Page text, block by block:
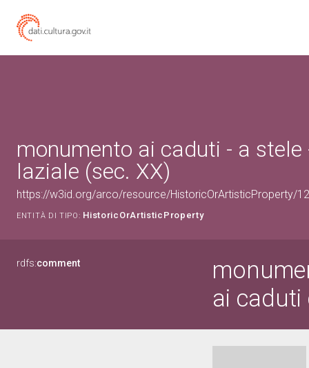
monumento ai caduti - a
laziale (sec. XX)
https://w3id.org/arco/resource/HistoricOrArtisticProperty/
ENTITÀ DI TIPO: HistoricOrArtisticProperty
rdfs:comment
ai caduti